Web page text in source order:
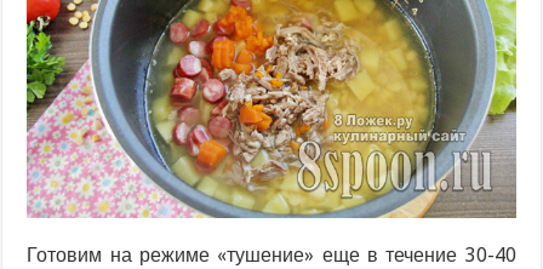
Готовим на режиме «тушение» еще в течение 30-40